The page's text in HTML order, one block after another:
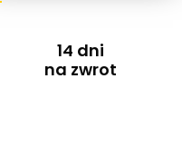
14 dni
na zwrot